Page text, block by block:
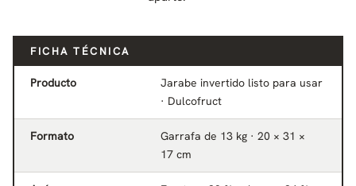
FICHA TÉCNICA
Producto
Jarabe invertido listo para usar
· Dulcofruct
Formato
Garrafa de 13 kg · 20 × 31 ×
17 cm